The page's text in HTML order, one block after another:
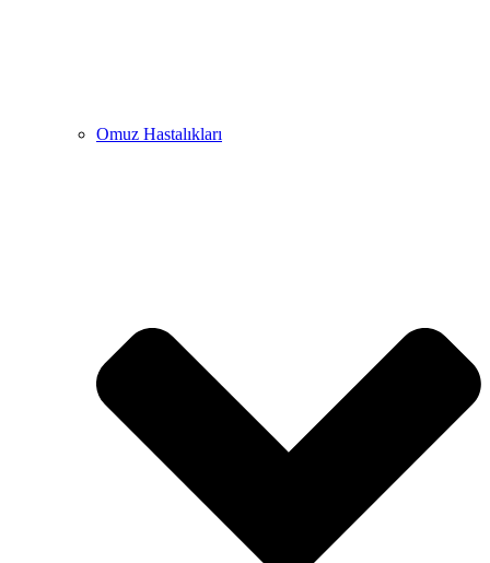
Omuz Hastalıkları